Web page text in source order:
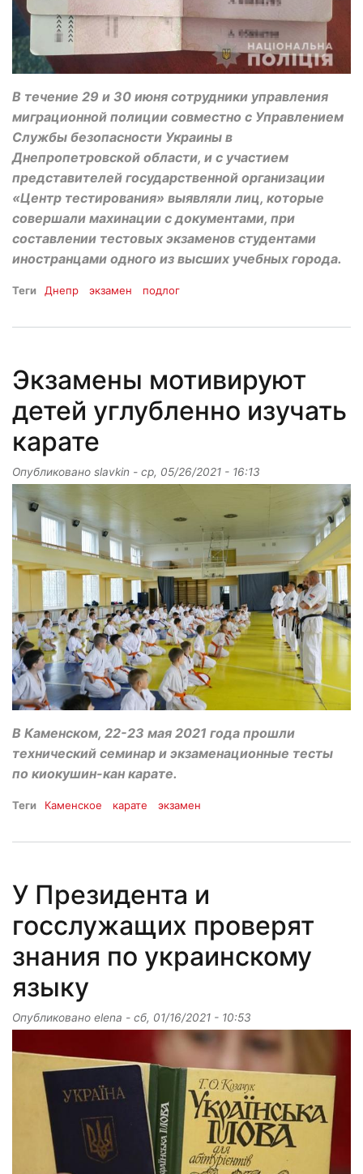
В течение 29 и 30 июня сотрудники управления
миграционной полиции совместно с Управлением
Службы безопасности Украины в
Днепропетровской области, и с участием
представителей государственной организации
«Центр тестирования» выявляли лиц, которые
совершали махинации с документами, при
составлении тестовых экзаменов студентами
иностранцами одного из высших учебных города.
Теги Днепр экзамен подлог
Экзамены мотивируют
детей углубленно изучать
карате
Опубликовано slavkin - ср, 05/26/2021 - 16:13
В Каменском, 22-23 мая 2021 года прошли
технический семинар и экзаменационные тесты
по киокушин-кан карате.
Теги Каменское карате экзамен
У Президента и
госслужащих проверят
знания по украинскому
языку
Опубликовано elena - сб, 01/16/2021 - 10:53